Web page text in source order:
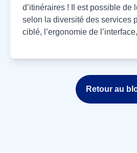
d’itinéraires ! Il est possible de
selon la diversité des services
ciblé, l’ergonomie de
Retour au